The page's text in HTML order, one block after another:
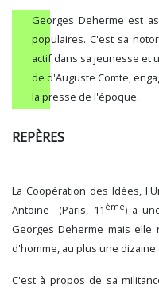
Georges Deherme est
populaires. C'est sa
actif dans sa jeunesse et
de d'Auguste Comte,
la presse de l'époque.
REPÈRES
La Coopération des Idées,
Antoine (Paris, 11 ème) a
Georges Deherme mais
d'homme, au plus une dizaine
C'est à propos de sa